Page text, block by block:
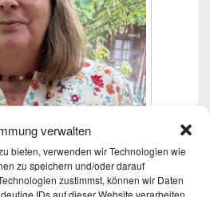
verwalten
bieten, verwenden wir Technologien wie
zu speichern und/oder darauf
zustimmst, können wir Daten